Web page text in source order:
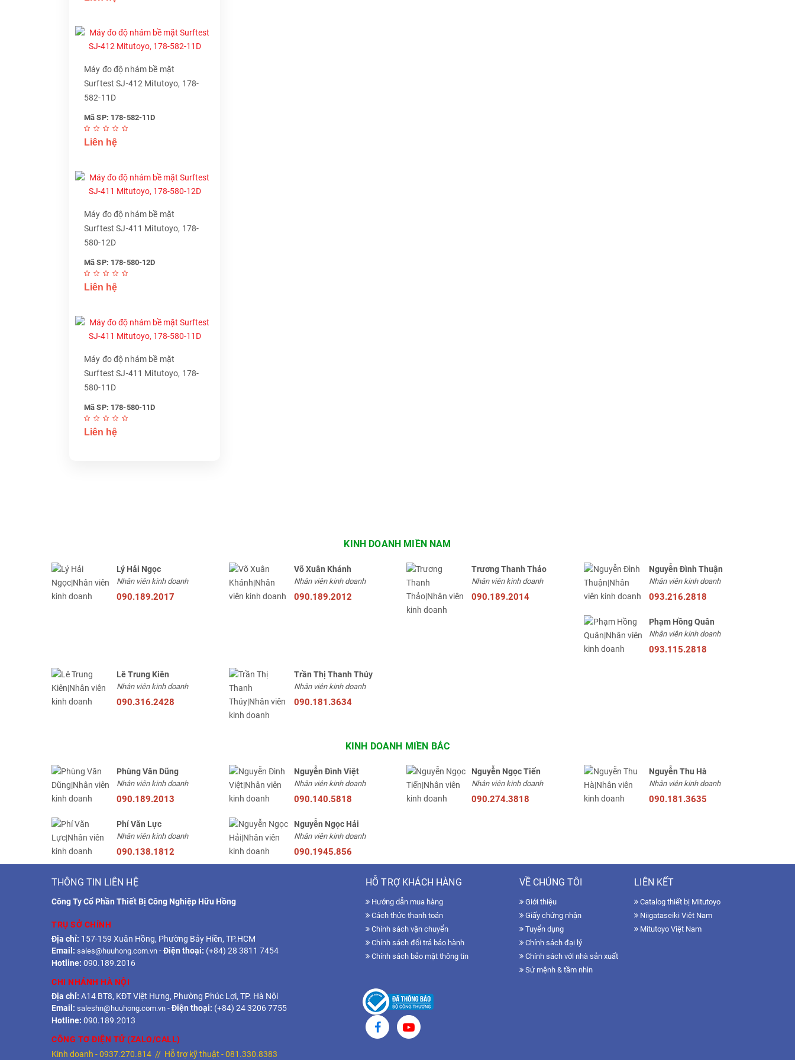
Máy đo độ nhám bề mặt
Surftest SJ-412 Mitutoyo, 178-
582-11D
Mã SP: 178-582-11D
Liên hệ
Máy đo độ nhám bề mặt
Surftest SJ-411 Mitutoyo, 178-
580-12D
Mã SP: 178-580-12D
Liên hệ
Máy đo độ nhám bề mặt
Surftest SJ-411 Mitutoyo, 178-
580-11D
Mã SP: 178-580-11D
Liên hệ
KINH DOANH MIỀN NAM
Lý Hải Ngọc
Nhân viên kinh doanh
090.189.2017
Võ Xuân Khánh
Nhân viên kinh doanh
090.189.2012
Trương Thanh Thảo
Nhân viên kinh doanh
090.189.2014
Nguyễn Đình Thuận
Nhân viên kinh doanh
093.216.2818
Phạm Hồng Quân
Nhân viên kinh doanh
093.115.2818
Lê Trung Kiên
Nhân viên kinh doanh
090.316.2428
Trần Thị Thanh Thúy
Nhân viên kinh doanh
090.181.3634
KINH DOANH MIỀN BẮC
Phùng Văn Dũng
Nhân viên kinh doanh
090.189.2013
Nguyễn Đình Việt
Nhân viên kinh doanh
090.140.5818
Nguyễn Ngọc Tiến
Nhân viên kinh doanh
090.274.3818
Nguyễn Thu Hà
Nhân viên kinh doanh
090.181.3635
Phí Văn Lực
Nhân viên kinh doanh
090.138.1812
Nguyễn Ngọc Hải
Nhân viên kinh doanh
090.1945.856
THÔNG TIN LIÊN HỆ
Công Ty Cổ Phần Thiết Bị Công Nghiệp Hữu Hồng
TRỤ SỞ CHÍNH
Địa chỉ: 157-159 Xuân Hồng, Phường Bảy Hiền, TP.HCM
Email: sales@huuhong.com.vn -Điện thoại: (+84) 28 3811 7454
Hotline: 090.189.2016
CHI NHÁNH HÀ NỘI
Địa chỉ: A14 BT8, KĐT Việt Hưng, Phường Phúc Lợi, TP. Hà Nội
Email: saleshn@huuhong.com.vn -Điện thoại: (+84) 24 3206 7755
Hotline: 090.189.2013
CÔNG TƠ ĐIỆN TỬ (ZALO/CALL)
Kinh doanh -0937.270.814 // Hỗ trợ kỹ thuật -081.330.8383
HỖ TRỢ KHÁCH HÀNG
Hướng dẫn mua hàng
Cách thức thanh toán
Chính sách vận chuyển
Chính sách đổi trả bảo hành
Chính sách bảo mật thông tin
VỀ CHÚNG TÔI
Giới thiệu
Giấy chứng nhận
Tuyển dụng
Chính sách đại lý
Chính sách với nhà sản xuất
Sứ mệnh & tầm nhìn
LIÊN KẾT
Catalog thiết bị Mitutoyo
Niigataseiki Việt Nam
Mitutoyo Việt Nam